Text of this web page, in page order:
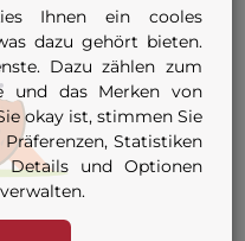
— leichter im
regelmäßig
DA450 baut,
Ihnen ein cooles
dazu gehört bieten.
Dazu zählen zum
und das Merken von
okay ist, stimmen Sie
Statistiken
und Optionen